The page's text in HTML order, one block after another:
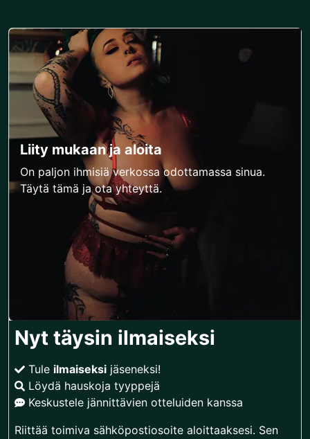
Liity mukaan ja aloita
On paljon ihmisiä verkossa odottamassa sinua.
Täytä tämä ja ota yhteyttä.
Nyt täysin ilmaiseksi
Tule ilmaiseksi jäseneksi!
Löydä hauskoja tyyppejä
Keskustele jännittävien otteluiden kanssa
Riittää toimiva sähköpostiosoite aloittaaksesi. Sen